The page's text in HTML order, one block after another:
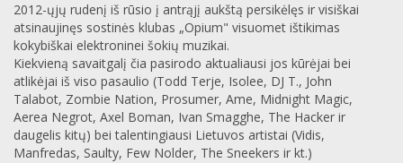
2012-ųjų rudenį iš rūsio į antrąjį aukštą persikėlęs ir visiškai
atsinaujinęs sostinės klubas „Opium" visuomet ištikimas
kokybiškai elektroninei šokių muzikai.
Kiekvieną savaitgalį čia pasirodo aktualiausi jos kūrėjai bei
atlikėjai iš viso pasaulio (Todd Terje, Isolee, DJ T., John
Talabot, Zombie Nation, Prosumer, Ame, Midnight Magic,
Aerea Negrot, Axel Boman, Ivan Smagghe, The Hacker ir
daugelis kitų) bei talentingiausi Lietuvos artistai (Vidis,
Manfredas, Saulty, Few Nolder, The Sneekers ir kt.)